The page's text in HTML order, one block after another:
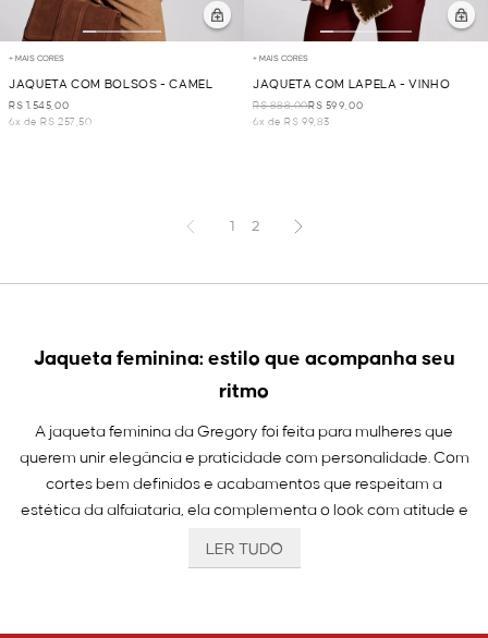
+ MAIS CORES
JAQUETA COM BOLSOS - CAMEL
R$ 1.545,00
6x de R$ 257,50
+ MAIS CORES
JAQUETA COM LAPELA - VINHO
R$ 888,00R$ 599,00
6x de R$ 99,83
1 2
Jaqueta feminina: estilo que acompanha seu
ritmo
A jaqueta feminina da Gregory foi feita para mulheres que
querem unir elegância e praticidade com personalidade. Com
cortes bem definidos e acabamentos que respeitam a
estética da alfaiataria, ela complementa o look com atitude e
LER TUDO